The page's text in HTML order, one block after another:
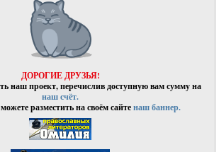
ДОРОГИЕ ДРУЗЬЯ!
наш проект, перечислив доступную вам сумму на
наш счёт.
разместить на своём сайтенаш баннер.